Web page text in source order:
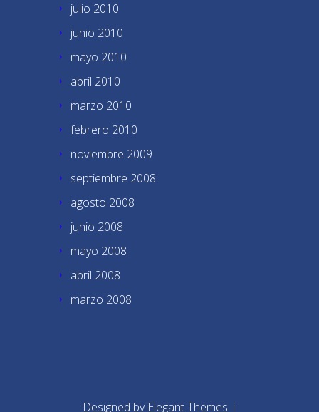
julio 2010
junio 2010
mayo 2010
abril 2010
marzo 2010
febrero 2010
noviembre 2009
septiembre 2008
agosto 2008
junio 2008
mayo 2008
abril 2008
marzo 2008
Designed by Elegant Themes |